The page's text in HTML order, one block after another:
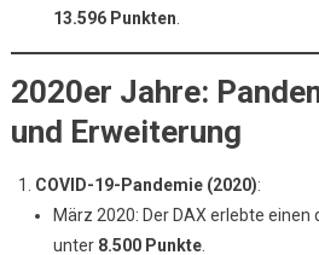
13.596 Punkten
2020er Jahre:
und Erweiterung
COVID-19-Pandemie (2020):
März 2020: Der DAX erlebte
unter 8.500 Punkte.